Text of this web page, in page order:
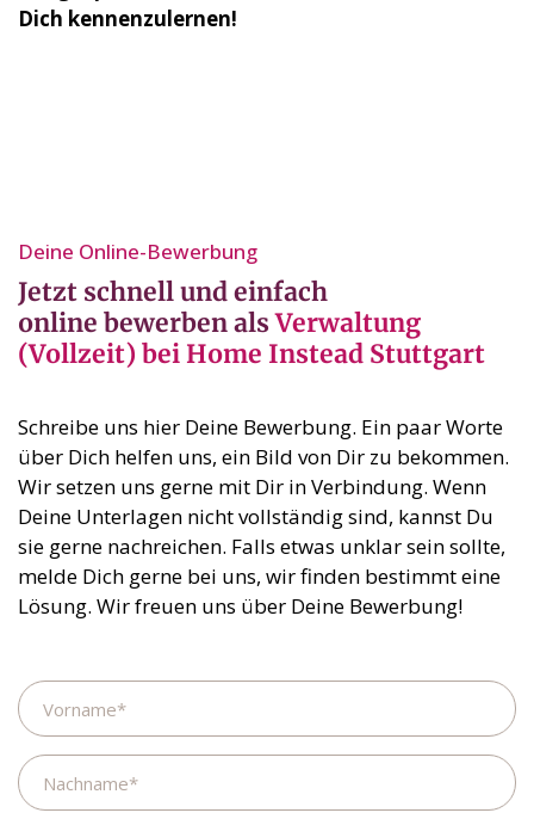
Dich kennenzulernen!
Deine Online-Bewerbung⁣
Jetzt schnell und einfach
online bewerben alsVerwaltung
(Vollzeit) bei Home Instead Stuttgart
Schreibe uns hier Deine Bewerbung. Ein paar Worte
über Dich helfen uns, ein Bild von Dir zu bekommen.
Wir setzen uns gerne mit Dir in Verbindung. Wenn
Deine Unterlagen nicht vollständig sind, kannst Du
sie gerne nachreichen. Falls etwas unklar sein sollte,
melde Dich gerne bei uns, wir finden bestimmt eine
Lösung. Wir freuen uns über Deine Bewerbung!
Name
Nachname